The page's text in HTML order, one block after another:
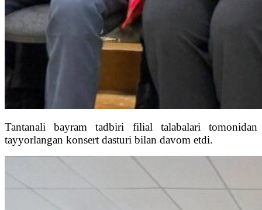
Tantanali bayram tadbiri filial talabalari tomonidan
tayyorlangan konsert dasturi bilan davom etdi.